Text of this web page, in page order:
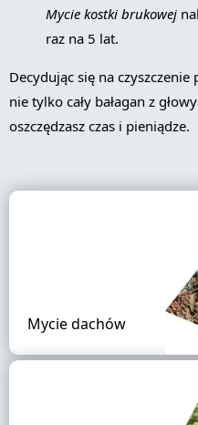
Mycie kostki brukowej
raz na 5 lat.
Decydując się na czyszczenie
nie tylko cały bałagan z
oszczędzasz czas i pieniądze.
Mycie dachów